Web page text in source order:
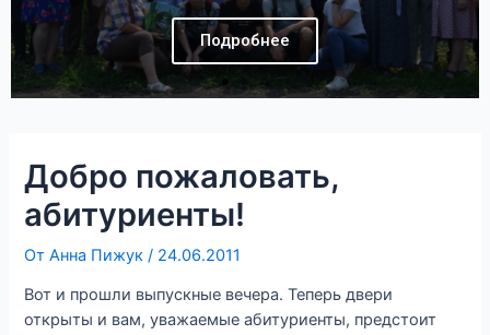
Подробнее
Добро пожаловать,
абитуриенты!
От Анна Пижук / 24.06.2011
Вот и прошли выпускные вечера. Теперь двери
открыты и вам, уважаемые абитуриенты, предстоит